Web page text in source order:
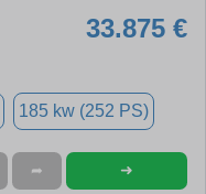
33.875 €
185 kw (252 PS)
➦ ➜